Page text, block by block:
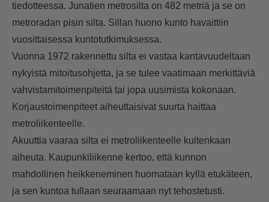
tiedotteessa. Junatien metrosilta on 482 metriä ja se on
metroradan pisin silta. Sillan huono kunto havaittiin
vuosittaisessa kuntotutkimuksessa.
Vuonna 1972 rakennettu silta ei vastaa kantavuudeltaan
nykyistä mitoitusohjetta, ja se tulee vaatimaan merkittäviä
vahvistamitoimenpiteitä tai jopa uusimista kokonaan.
Korjaustoimenpiteet aiheuttaisivat suurta haittaa
metroliikenteelle.
Akuuttia vaaraa silta ei metroliikenteelle kuitenkaan
aiheuta. Kaupunkiliikenne kertoo, että kunnon
mahdollinen heikkeneminen huomataan kyllä etukäteen,
ja sen kuntoa tullaan seuraamaan nyt tehostetusti.